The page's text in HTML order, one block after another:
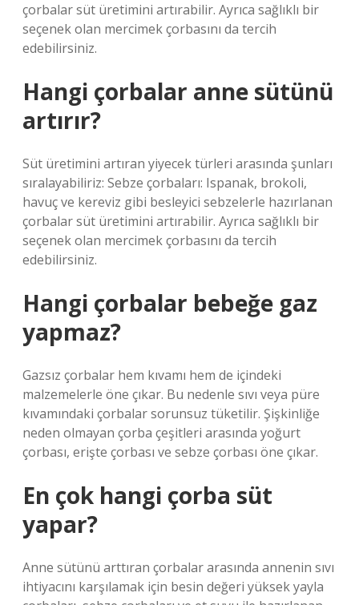
çorbalar süt üretimini artırabilir. Ayrıca sağlıklı bir
seçenek olan mercimek çorbasını da tercih
edebilirsiniz.
Hangi çorbalar anne sütünü
artırır?
Süt üretimini artıran yiyecek türleri arasında şunları
sıralayabiliriz: Sebze çorbaları: Ispanak, brokoli,
havuç ve kereviz gibi besleyici sebzelerle hazırlanan
çorbalar süt üretimini artırabilir. Ayrıca sağlıklı bir
seçenek olan mercimek çorbasını da tercih
edebilirsiniz.
Hangi çorbalar bebeğe gaz
yapmaz?
Gazsız çorbalar hem kıvamı hem de içindeki
malzemelerle öne çıkar. Bu nedenle sıvı veya püre
kıvamındaki çorbalar sorunsuz tüketilir. Şişkinliğe
neden olmayan çorba çeşitleri arasında yoğurt
çorbası, erişte çorbası ve sebze çorbası öne çıkar.
En çok hangi çorba süt
yapar?
Anne sütünü arttıran çorbalar arasında annenin sıvı
ihtiyacını karşılamak için besin değeri yüksek yayla